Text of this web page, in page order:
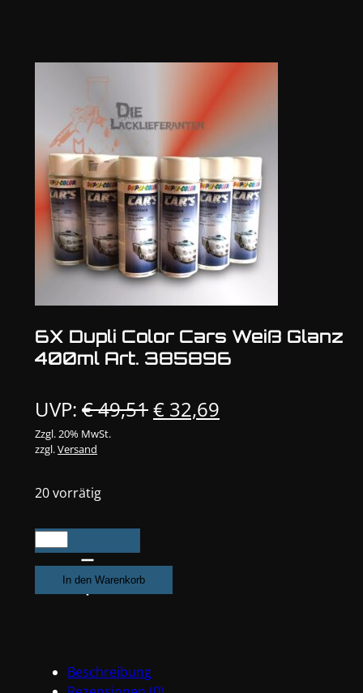
6X Dupli Color Cars Weiß Glanz
400ml Art. 385896
UVP: €49,51Ursprünglicher
€ 32,69
Zzgl. 20% MwSt.
zzgl.Versand
20 vorrätig
6X
Dupli
Color
Cars
Art.
In den Warenkorb
Beschreibung